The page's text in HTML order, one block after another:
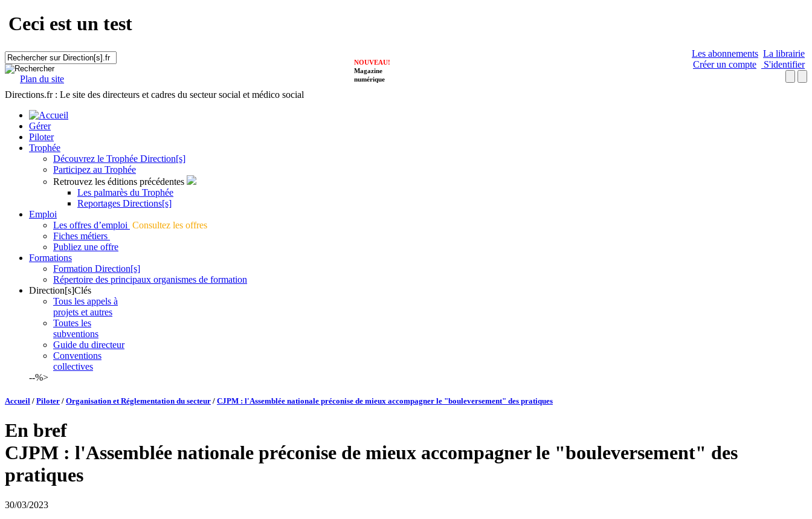
Ceci est un test
Plan du site
Les abonnements La librairie
Créer un compte
S'identifier
NOUVEAU!
Magazine
numérique
Directions.fr : Le site des directeurs et cadres du secteur social et médico social
Gérer
Piloter
Trophée
Découvrez le Trophée Direction[s]
Participez au Trophée
Retrouvez les éditions précédentes
Les palmarès du Trophée
Reportages Directions[s]
Emploi
Les offres d’emploi Consultez les offres
Fiches métiers
Publiez une offre
Formations
Formation Direction[s]
Répertoire des principaux organismes de formation
Direction[s]Clés
Tous les appels à
projets et autres
Toutes les
subventions
Guide du directeur
Conventions
collectives
--%>
Accueil / Piloter / Organisation et Réglementation du secteur / CJPM : l'Assemblée nationale préconise de mieux accompagner le "bouleversement" des pratiques
En bref
CJPM : l'Assemblée nationale préconise de mieux accompagner le "bouleversement" des
pratiques
30/03/2023